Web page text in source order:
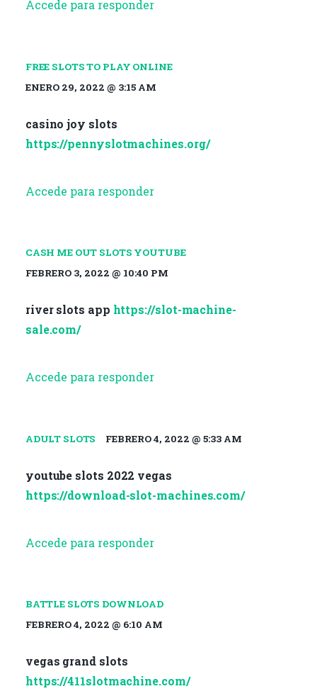
Accede para responder
FREE SLOTS TO PLAY ONLINE
ENERO 29, 2022 @ 3:15 AM
casino joy slots
https://pennyslotmachines.org/
Accede para responder
CASH ME OUT SLOTS YOUTUBE
FEBRERO 3, 2022 @ 10:40 PM
river slots app https://slot-machine-
sale.com/
Accede para responder
ADULT SLOTS FEBRERO 4, 2022 @ 5:33 AM
youtube slots 2022 vegas
https://download-slot-machines.com/
Accede para responder
BATTLE SLOTS DOWNLOAD
FEBRERO 4, 2022 @ 6:10 AM
vegas grand slots
https://411slotmachine.com/